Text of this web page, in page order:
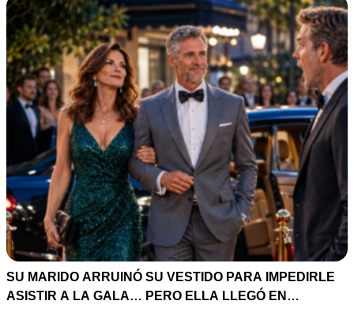
SU MARIDO ARRUINÓ SU VESTIDO PARA IMPEDIRLE
ASISTIR A LA GALA… PERO ELLA LLEGÓ EN